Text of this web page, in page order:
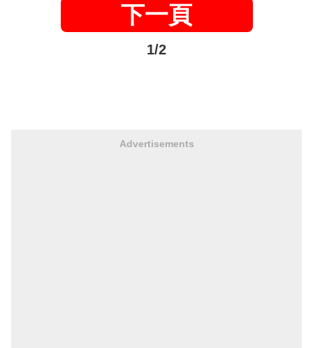
下一頁
1/2
Advertisements